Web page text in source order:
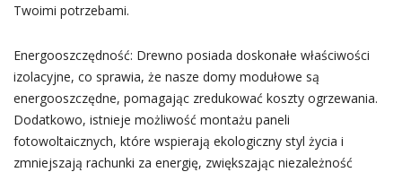
Twoimi potrzebami.
Energooszczędność: Drewno posiada doskonałe właściwości
izolacyjne, co sprawia, że nasze domy modułowe są
energooszczędne, pomagając zredukować koszty ogrzewania.
Dodatkowo, istnieje możliwość montażu paneli
fotowoltaicznych, które wspierają ekologiczny styl życia i
zmniejszają rachunki za energię, zwiększając niezależność